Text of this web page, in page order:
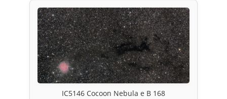
IC5146 Cocoon Nebula e B 168